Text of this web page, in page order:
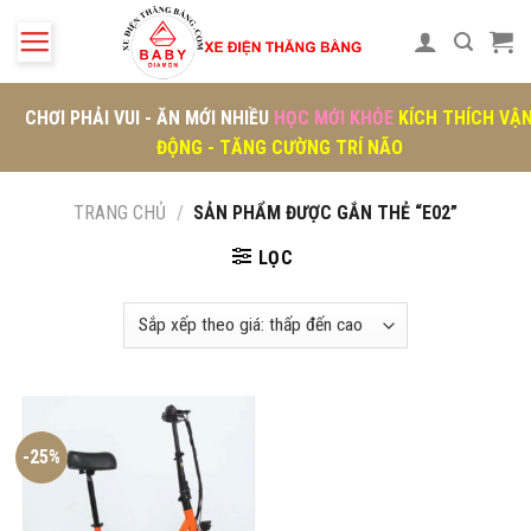
CHƠI PHẢI VUI - ĂN MỚI NHIỀU HỌC MỚI KHỎE KÍCH THÍCH
ĐỘNG - TĂNG CƯỜNG TRÍ NÃO
TRANG CHỦ / SẢN PHẨM ĐƯỢC GẮN THẺ “E02”
LỌC
-25%